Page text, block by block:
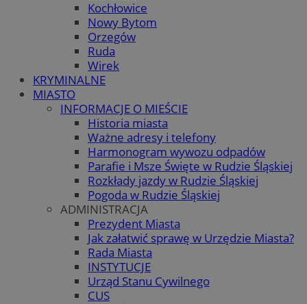
Kochłowice
Nowy Bytom
Orzegów
Ruda
Wirek
KRYMINALNE
MIASTO
INFORMACJE O MIEŚCIE
Historia miasta
Ważne adresy i telefony
Harmonogram wywozu odpadów
Parafie i Msze Święte w Rudzie Śląskiej
Rozkłady jazdy w Rudzie Śląskiej
Pogoda w Rudzie Śląskiej
ADMINISTRACJA
Prezydent Miasta
Jak załatwić sprawę w Urzędzie Miasta?
Rada Miasta
INSTYTUCJE
Urząd Stanu Cywilnego
CUS